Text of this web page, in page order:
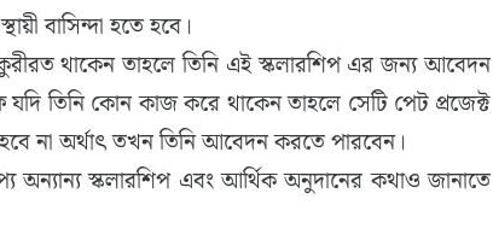
বাসিন্দা হতে হবে।
থাকেন তাহলে তিনি এই স্কলারশিপ এর জন্য আবেদন
যদি তিনি কোন কাজ করে থাকেন তাহলে সেটি পেট প্রজেক্ট
না অর্থাৎ তখন তিনি আবেদন করতে পারবেন।
অন্যান্য স্কলারশিপ এবং আর্থিক অনুদানের কথাও জানাতে